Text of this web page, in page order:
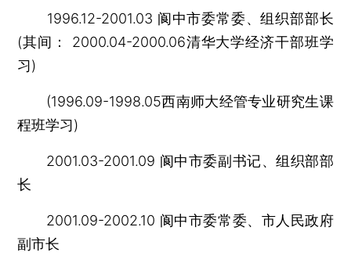
1996.12-2001.03 阆中市委常委、组织部部长
(其间： 2000.04-2000.06清华大学经济干部班学
习)
(1996.09-1998.05西南师大经管专业研究生课
程班学习)
2001.03-2001.09 阆中市委副书记、组织部部
长
2001.09-2002.10 阆中市委常委、市人民政府
副市长